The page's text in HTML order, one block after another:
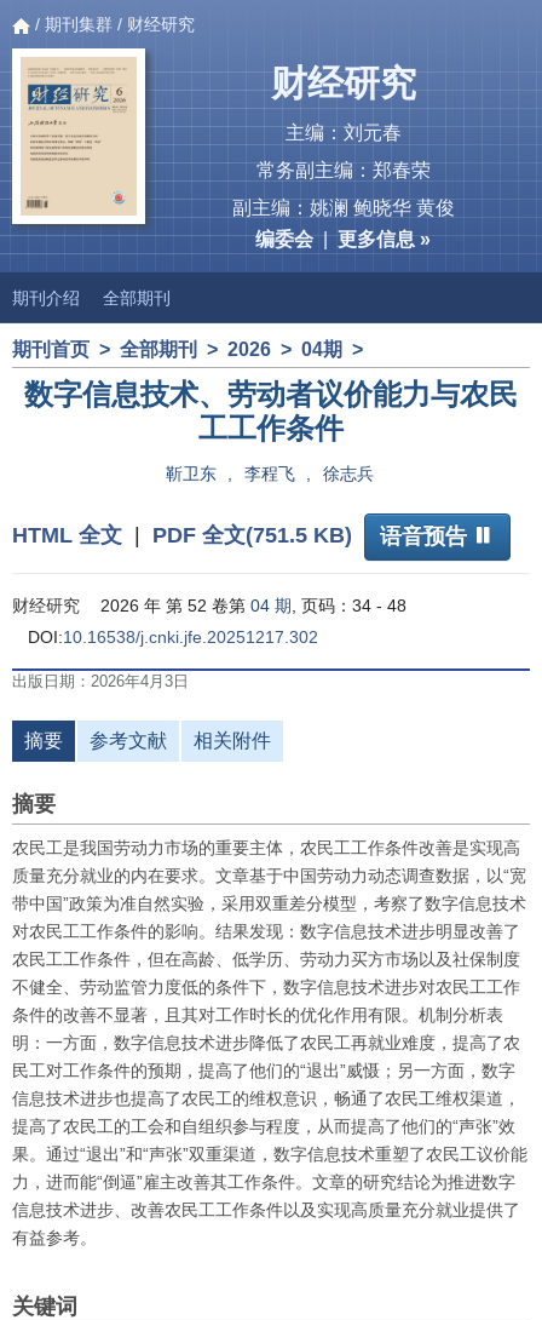
/ 期刊集群 / 财经研究
财经研究
主编：刘元春
常务副主编：郑春荣
副主编：姚澜 鲍晓华 黄俊
编委会|更多信息 »
期刊介绍 全部期刊
期刊首页 > 全部期刊 > 2026 > 04期 >
数字信息技术、劳动者议价能力与农民
工工作条件
靳卫东 李程飞 徐志兵
HTML 全文 PDF 全文(751.5 KB) 语音预告
财经研究 2026 年 第 52 卷第 04 期 , 页码：34 - 48
DOI:10.16538/j.cnki.jfe.20251217.302
出版日期：2026年4月3日
摘要 参考文献 相关附件
摘要
农民工是我国劳动力市场的重要主体，农民工工作条件改善是实现高
质量充分就业的内在要求。文章基于中国劳动力动态调查数据，以“宽
带中国”政策为准自然实验，采用双重差分模型，考察了数字信息技术
对农民工工作条件的影响。结果发现：数字信息技术进步明显改善了
农民工工作条件，但在高龄、低学历、劳动力买方市场以及社保制度
不健全、劳动监管力度低的条件下，数字信息技术进步对农民工工作
条件的改善不显著，且其对工作时长的优化作用有限。机制分析表
明：一方面，数字信息技术进步降低了农民工再就业难度，提高了农
民工对工作条件的预期，提高了他们的“退出”威慑；另一方面，数字
信息技术进步也提高了农民工的维权意识，畅通了农民工维权渠道，
提高了农民工的工会和自组织参与程度，从而提高了他们的“声张”效
果。通过“退出”和“声张”双重渠道，数字信息技术重塑了农民工议价能
力，进而能“倒逼”雇主改善其工作条件。文章的研究结论为推进数字
信息技术进步、改善农民工工作条件以及实现高质量充分就业提供了
有益参考。
关键词